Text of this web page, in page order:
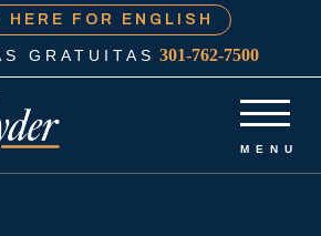
HERE FOR ENGLISH
GRATUITAS 301-762-7500